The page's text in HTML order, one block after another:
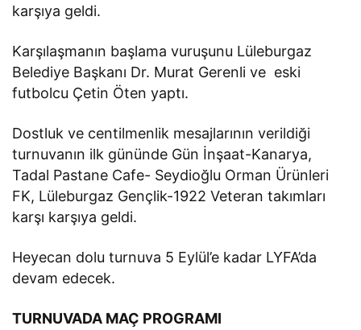
karşıya geldi.
Karşılaşmanın başlama vuruşunu Lüleburgaz
Belediye Başkanı Dr. Murat Gerenli ve eski
futbolcu Çetin Öten yaptı.
Dostluk ve centilmenlik mesajlarının verildiği
turnuvanın ilk gününde Gün İnşaat-Kanarya,
Tadal Pastane Cafe- Seydioğlu Orman Ürünleri
FK, Lüleburgaz Gençlik-1922 Veteran takımları
karşı karşıya geldi.
Heyecan dolu turnuva 5 Eylül’e kadar LYFA’da
devam edecek.
TURNUVADA MAÇ PROGRAMI